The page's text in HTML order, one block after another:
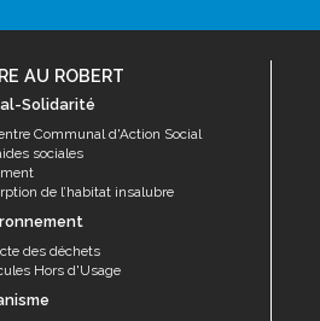
AU ROBERT
Solidarité
Communal d'Action Social
sociales
de l’habitat insalubre
des déchets
Hors d'Usage